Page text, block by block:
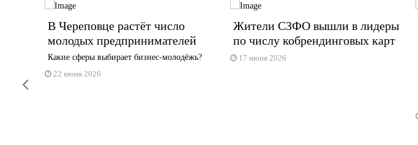
В Череповце растёт число
молодых предпринимателей
Какие сферы выбирает бизнес-молодёжь?
22 июня 2026
Жители СЗФО вышли в лидеры
по числу кобрендинговых карт
17 июня 2026